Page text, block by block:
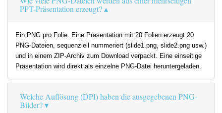
PPT-Präsentation erzeugt?
Ein PNG pro Folie. Eine Präsentation mit 20 Folien erzeugt 20
PNG-Dateien, sequenziell nummeriert (slide1.png, slide2.png usw.)
und in einem ZIP-Archiv zum Download verpackt. Eine einseitige
Präsentation wird direkt als einzelne PNG-Datei heruntergeladen.
Welche Auflösung (DPI) haben die ausgegebenen PNG-
Bilder?